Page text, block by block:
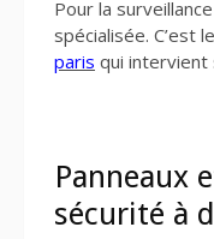
Pour la
spécialisée. C’est
paris qui intervient
Panneaux
sécurité à